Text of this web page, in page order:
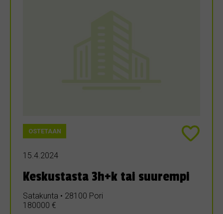
OSTETAAN
15.4.2024
Keskustasta 3h+k tai suurempi
Satakunta • 28100 Pori
180000 €